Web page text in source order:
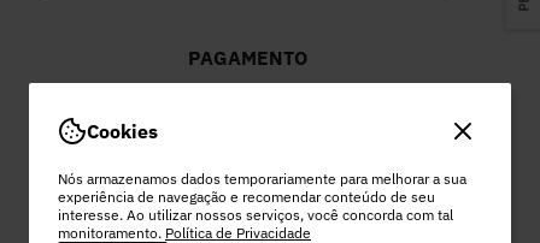
Cookies
Nós armazenamos dados temporariamente para melhorar a sua
experiência de navegação e recomendar conteúdo de seu
interesse. Ao utilizar nossos serviços, você concorda com tal
monitoramento. Política de Privacidade
PAGAMENTO
PEC COMERCIO DO VESTUARIO LTDA